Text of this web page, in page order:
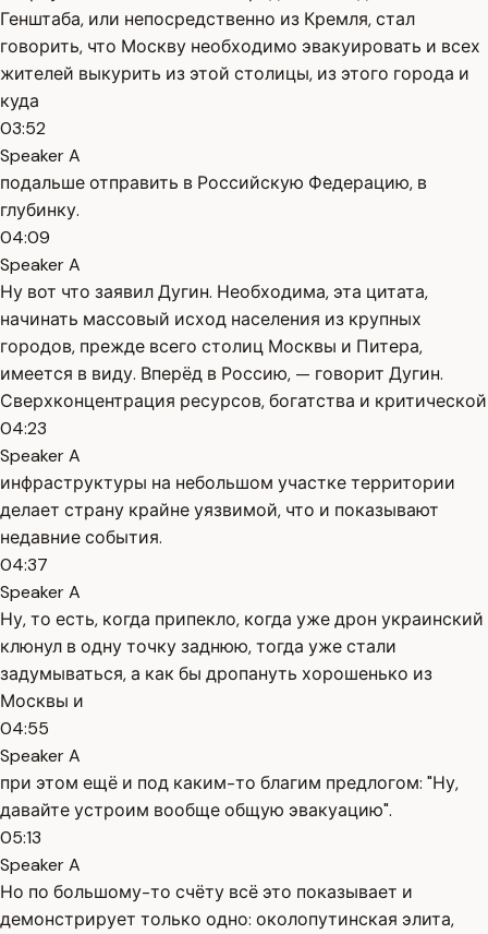
Генштаба, или непосредственно из Кремля, стал
говорить, что Москву необходимо эвакуировать и всех
жителей выкурить из этой столицы, из этого города и
куда
03:52
Speaker A
подальше отправить в Российскую Федерацию, в
глубинку.
04:09
Speaker A
Ну вот что заявил Дугин. Необходима, эта цитата,
начинать массовый исход населения из крупных
городов, прежде всего столиц Москвы и Питера,
имеется в виду. Вперёд в Россию, — говорит Дугин.
Сверхконцентрация ресурсов, богатства и критической
04:23
Speaker A
инфраструктуры на небольшом участке территории
делает страну крайне уязвимой, что и показывают
недавние события.
04:37
Speaker A
Ну, то есть, когда припекло, когда уже дрон украинский
клюнул в одну точку заднюю, тогда уже стали
задумываться, а как бы дропануть хорошенько из
Москвы и
04:55
Speaker A
при этом ещё и под каким-то благим предлогом: "Ну,
давайте устроим вообще общую эвакуацию".
05:13
Speaker A
Но по большому-то счёту всё это показывает и
демонстрирует только одно: околопутинская элита,